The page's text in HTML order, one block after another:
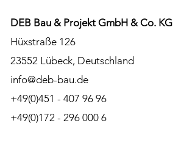
DEB Bau & Projekt GmbH & Co. KG
Hüxstraße 126
23552 Lübeck, Deutschland
info@deb-bau.de
+49(0)451 - 407 96 96
+49(0)172 - 296 000 6